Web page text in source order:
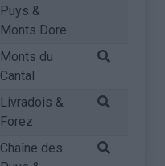
Puys &
Monts Dore
Monts du
Cantal
Livradois &
Forez
Chaîne des